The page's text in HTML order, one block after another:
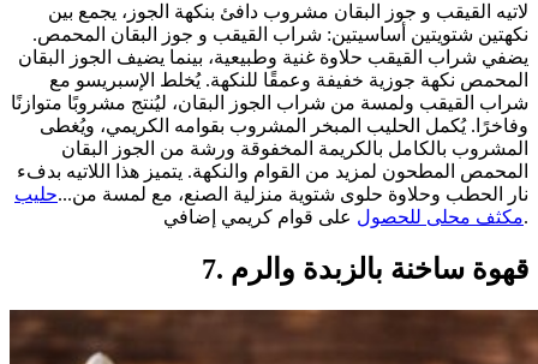
لاتيه القيقب و جوز البقان مشروب دافئ بنكهة الجوز، يجمع بين
نكهتين شتويتين أساسيتين: شراب القيقب و جوز البقان المحمص.
يضفي شراب القيقب حلاوة غنية وطبيعية، بينما يضيف الجوز البقان
المحمص نكهة جوزية خفيفة وعمقًا للنكهة. يُخلط الإسبريسو مع
شراب القيقب ولمسة من شراب الجوز البقان، ليُنتج مشروبًا متوازنًا
وفاخرًا. يُكمل الحليب المبخر المشروب بقوامه الكريمي، ويُغطى
المشروب بالكامل بالكريمة المخفوقة ورشة من الجوز البقان
المحمص المطحون لمزيد من القوام والنكهة. يتميز هذا اللاتيه بدفء
نار الحطب وحلاوة حلوى شتوية منزلية الصنع، مع لمسة من...حليب
مكثف محلى للحصولعلى قوام كريمي إضافي.
7. قهوة ساخنة بالزبدة والرم